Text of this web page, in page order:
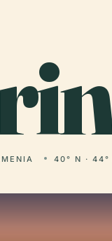
40° N · 44°